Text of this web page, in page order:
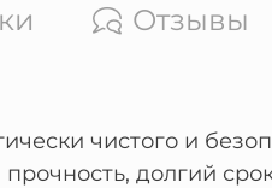
Отзывы
чистого и
долгий